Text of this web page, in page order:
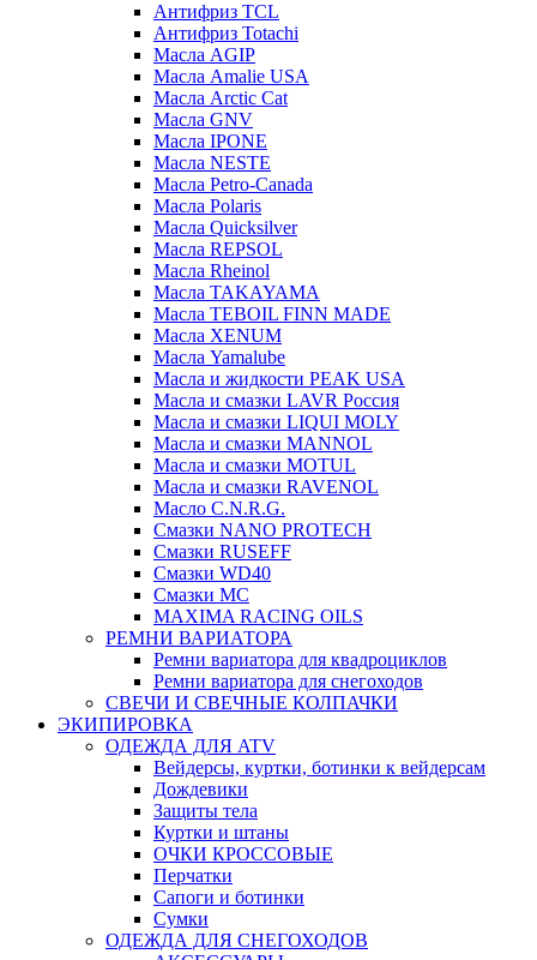
Антифриз TCL
Антифриз Totachi
Масла AGIP
Масла Amalie USA
Масла Arctic Cat
Масла GNV
Масла IPONE
Масла NESTE
Масла Petro-Canada
Масла Polaris
Масла Quicksilver
Масла REPSOL
Масла Rheinol
Масла TAKAYAMA
Масла TEBOIL FINN MADE
Масла XENUM
Масла Yamalube
Масла и жидкости PEAK USA
Масла и смазки LAVR Россия
Масла и смазки LIQUI MOLY
Масла и смазки MANNOL
Масла и смазки MOTUL
Масла и смазки RAVENOL
Масло C.N.R.G.
Смазки NANO PROTECH
Смазки RUSEFF
Смазки WD40
Смазки МС
MAXIMA RACING OILS
РЕМНИ ВАРИАТОРА
Ремни вариатора для квадроциклов
Ремни вариатора для снегоходов
СВЕЧИ И СВЕЧНЫЕ КОЛПАЧКИ
ЭКИПИРОВКА
ОДЕЖДА ДЛЯ ATV
Вейдерсы, куртки, ботинки к вейдерсам
Дождевики
Защиты тела
Куртки и штаны
ОЧКИ КРОССОВЫЕ
Перчатки
Сапоги и ботинки
Сумки
ОДЕЖДА ДЛЯ СНЕГОХОДОВ